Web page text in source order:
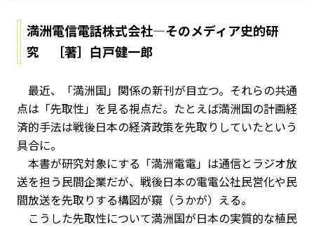
満洲電信電話株式会社―そのメディア史的研
究 ［著］白戸健一郎
最近、「満洲国」関係の新刊が目立つ。それらの共通
点は「先取性」を見る視点だ。たとえば満洲国の計画経
済的手法は戦後日本の経済政策を先取りしていたという
具合に。
本書が研究対象にする「満洲電電」は通信とラジオ放
送を担う民間企業だが、戦後日本の電電公社民営化や民
間放送を先取りする構図が窺（うかが）える。
こうした先取性について満洲国が日本の実質的な植民